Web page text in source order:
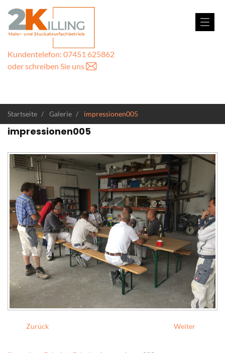
Kundentelefon: 07451 625862
oder schreiben Sie uns
Startseite Galerie impressionen005
impressionen005
Zurück Weiter